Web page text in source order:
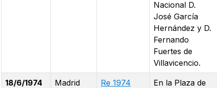
Nacional D.
José García
Hernández y D.
Fernando
Fuertes de
Villavicencio.
18/6/1974 Madrid
Re 1974
En la Plaza de